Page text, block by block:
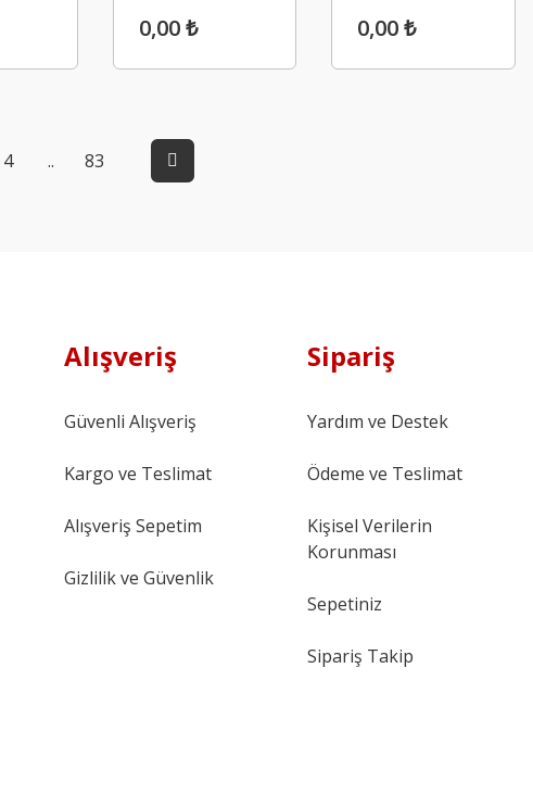
0,00 ₺ 0,00 ₺
4 .. 83
Alışveriş
Güvenli Alışveriş
Kargo ve Teslimat
Alışveriş Sepetim
Gizlilik ve Güvenlik
Sipariş
Yardım ve Destek
Ödeme ve Teslimat
Kişisel Verilerin
Korunması
Sepetiniz
Sipariş Takip